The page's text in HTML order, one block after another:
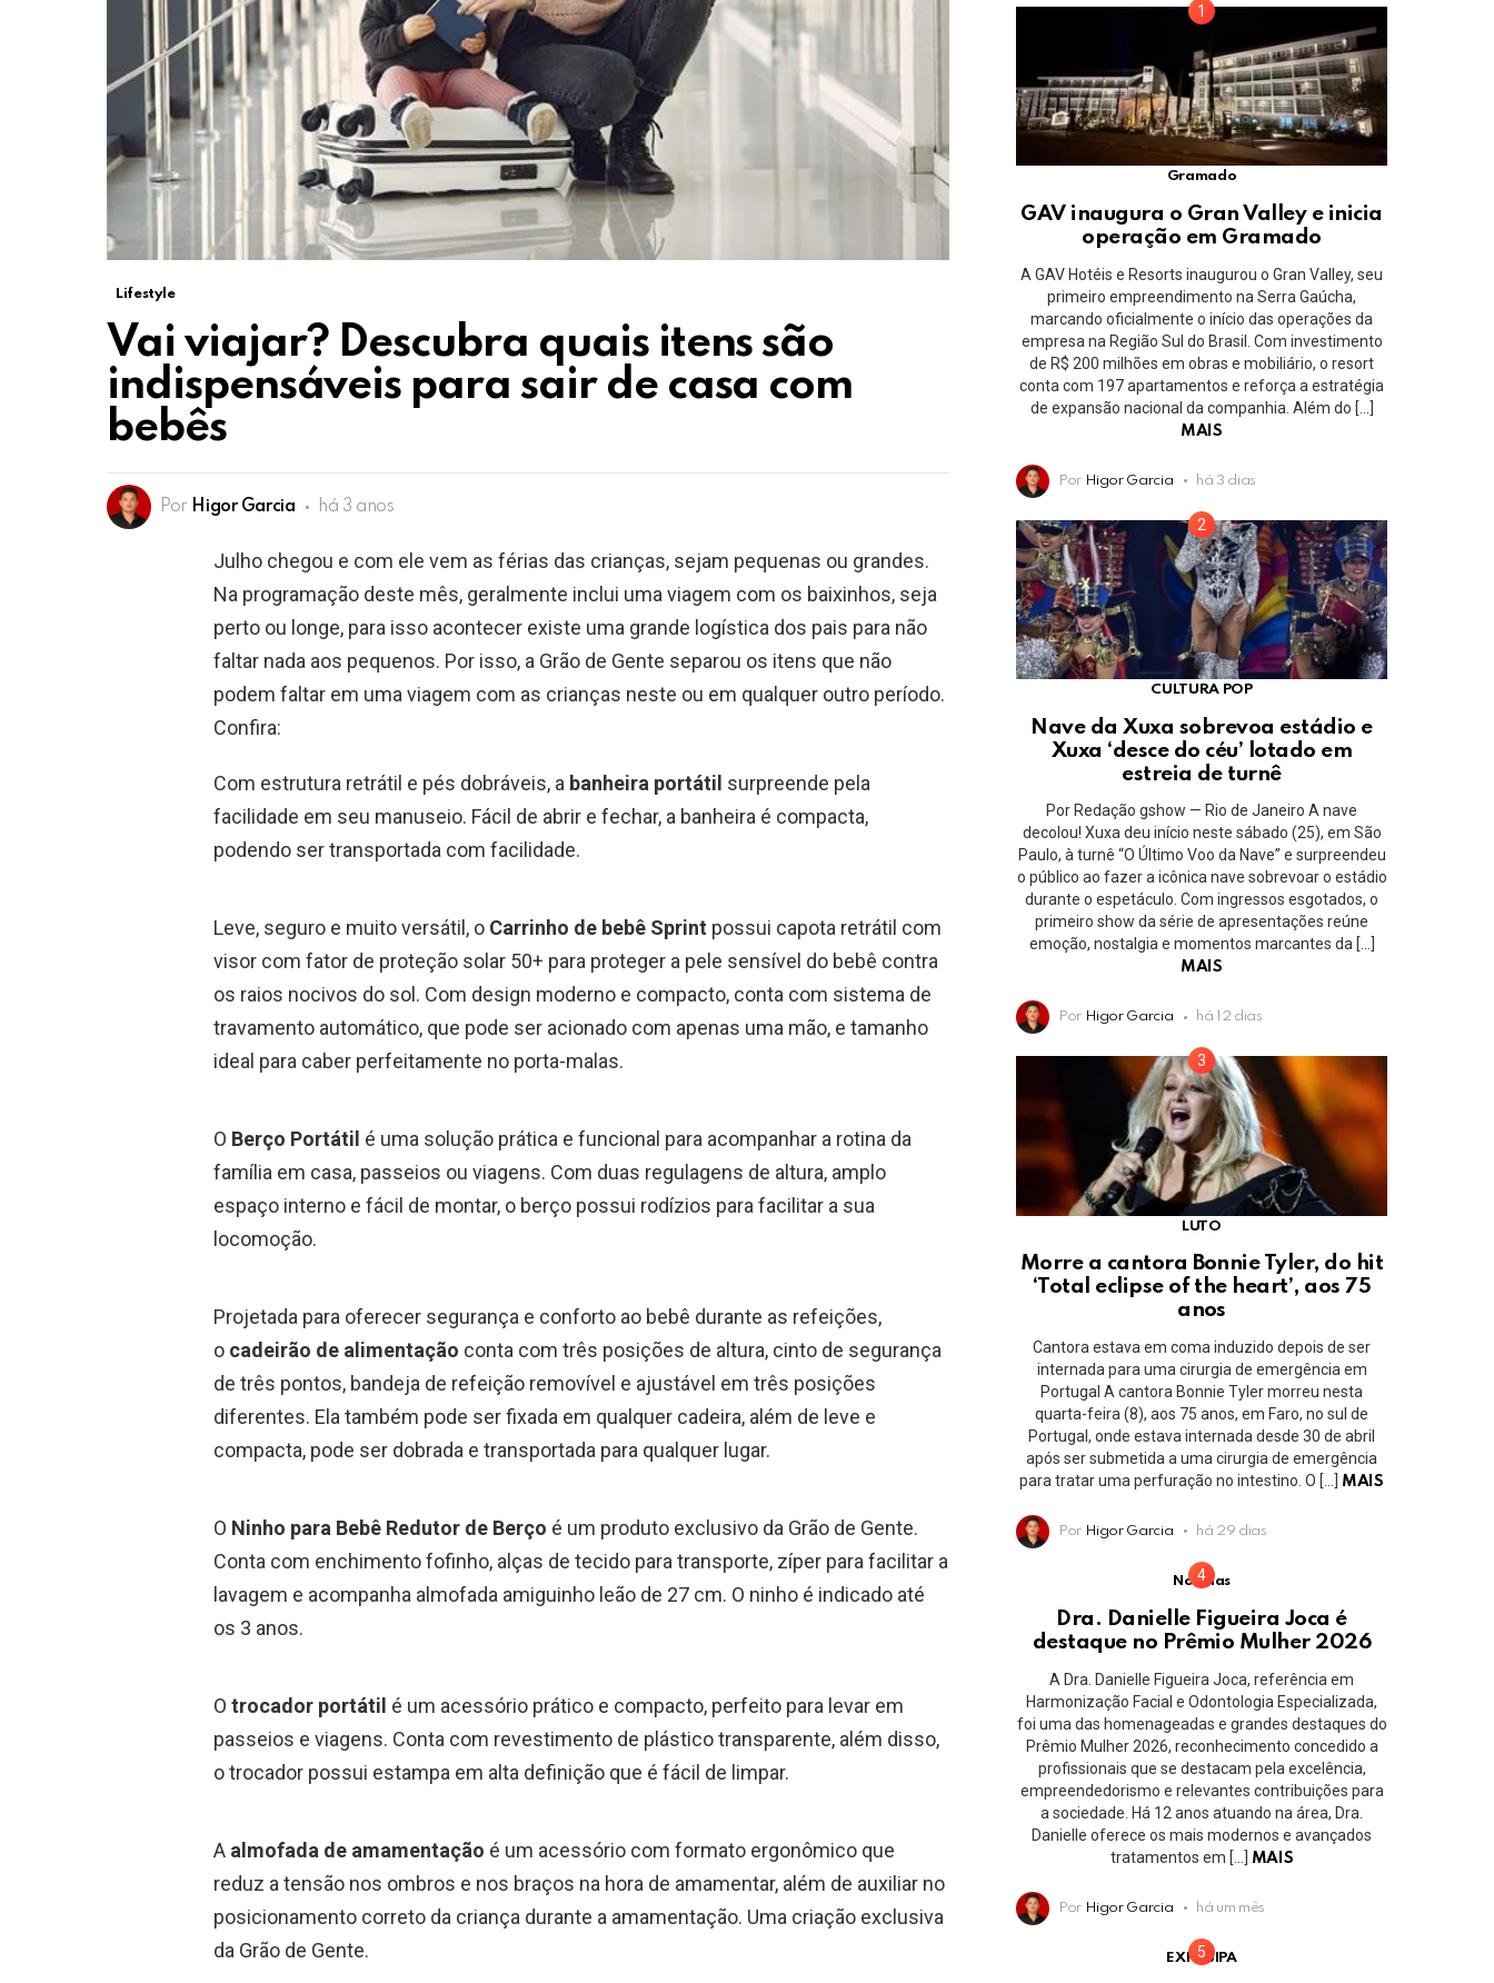
Lifestyle
Vai viajar? Descubra quais itens são
indispensáveis para sair de casa com
bebês
Por Higor Garcia há 3 anos
Julho chegou e com ele vem as férias das crianças, sejam pequenas ou grandes.
Na programação deste mês, geralmente inclui uma viagem com os baixinhos, seja
perto ou longe, para isso acontecer existe uma grande logística dos pais para não
faltar nada aos pequenos. Por isso, a Grão de Gente separou os itens que não
podem faltar em uma viagem com as crianças neste ou em qualquer outro período.
Confira:
Com estrutura retrátil e pés dobráveis, a banheira portátil surpreende pela
facilidade em seu manuseio. Fácil de abrir e fechar, a banheira é compacta,
podendo ser transportada com facilidade.
Leve, seguro e muito versátil, o Carrinho de bebê Sprint possui capota retrátil com
visor com fator de proteção solar 50+ para proteger a pele sensível do bebê contra
os raios nocivos do sol. Com design moderno e compacto, conta com sistema de
travamento automático, que pode ser acionado com apenas uma mão, e tamanho
ideal para caber perfeitamente no porta-malas.
O Berço Portátil é uma solução prática e funcional para acompanhar a rotina da
família em casa, passeios ou viagens. Com duas regulagens de altura, amplo
espaço interno e fácil de montar, o berço possui rodízios para facilitar a sua
locomoção.
Projetada para oferecer segurança e conforto ao bebê durante as refeições,
o cadeirão de alimentação conta com três posições de altura, cinto de segurança
de três pontos, bandeja de refeição removível e ajustável em três posições
diferentes. Ela também pode ser fixada em qualquer cadeira, além de leve e
compacta, pode ser dobrada e transportada para qualquer lugar.
O Ninho para Bebê Redutor de Berço é um produto exclusivo da Grão de Gente.
Conta com enchimento fofinho, alças de tecido para transporte, zíper para facilitar a
lavagem e acompanha almofada amiguinho leão de 27 cm. O ninho é indicado até
os 3 anos.
O trocador portátil é um acessório prático e compacto, perfeito para levar em
passeios e viagens. Conta com revestimento de plástico transparente, além disso,
o trocador possui estampa em alta definição que é fácil de limpar.
A almofada de amamentação é um acessório com formato ergonômico que
reduz a tensão nos ombros e nos braços na hora de amamentar, além de auxiliar no
posicionamento correto da criança durante a amamentação. Uma criação exclusiva
da Grão de Gente.
Gramado
GAV inaugura o Gran Valley e inicia
operação em Gramado
A GAV Hotéis e Resorts inaugurou o Gran Valley, seu
primeiro empreendimento na Serra Gaúcha,
marcando oficialmente o início das operações da
empresa na Região Sul do Brasil. Com investimento
de R$ 200 milhões em obras e mobiliário, o resort
conta com 197 apartamentos e reforça a estratégia
de expansão nacional da companhia. Além do […]
MAIS
Por Higor Garcia há 3 dias
CULTURA POP
Nave da Xuxa sobrevoa estádio e
Xuxa ‘desce do céu’ lotado em
estreia de turnê
Por Redação gshow — Rio de Janeiro A nave
decolou! Xuxa deu início neste sábado (25), em São
Paulo, à turnê “O Último Voo da Nave” e surpreendeu
o público ao fazer a icônica nave sobrevoar o estádio
durante o espetáculo. Com ingressos esgotados, o
primeiro show da série de apresentações reúne
emoção, nostalgia e momentos marcantes da […]
MAIS
Por Higor Garcia há 12 dias
LUTO
Morre a cantora Bonnie Tyler, do hit
‘Total eclipse of the heart’, aos 75
anos
Cantora estava em coma induzido depois de ser
internada para uma cirurgia de emergência em
Portugal A cantora Bonnie Tyler morreu nesta
quarta-feira (8), aos 75 anos, em Faro, no sul de
Portugal, onde estava internada desde 30 de abril
após ser submetida a uma cirurgia de emergência
para tratar uma perfuração no intestino. O […]
MAIS
Por Higor Garcia há 29 dias
Notícias
Dra. Danielle Figueira Joca é
destaque no Prêmio Mulher 2026
A Dra. Danielle Figueira Joca, referência em
Harmonização Facial e Odontologia Especializada,
foi uma das homenageadas e grandes destaques do
Prêmio Mulher 2026, reconhecimento concedido a
profissionais que se destacam pela excelência,
empreendedorismo e relevantes contribuições para
a sociedade. Há 12 anos atuando na área, Dra.
Danielle oferece os mais modernos e avançados
tratamentos em […] MAIS
Por Higor Garcia há um mês
EXPOJIPA